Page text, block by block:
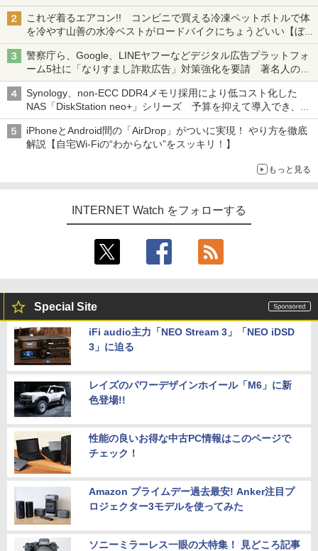
も、持ち替えずに書き込める
これぞ着るエアコン!! コンビニで買える冷凍ペットボトルで体
を冷やす山善の水冷ベストがロードバイクにちょうどいい【ぼっ
ち・ざ・ろーど！その14】【空いた時間でなにしてる？】
警察庁ら、Google、LINEヤフーなどデジタル広告プラットフォ
ーム5社に「なりすまし詐欺広告」対策強化を要請 著名人の写
真や映像を使った投資詐欺などへの対策として
Synology、non-ECC DDR4メモリ採用により低コスト化した
NAS「DiskStation neo+」シリーズ 予算を抑えて導入でき、
ECCメモリへのアップグレードも可能
iPhoneとAndroid間の「AirDrop」がついに実現！ やり方を徹底
解説【自宅Wi-Fiの“わからない”をスッキリ！】
もっと見る
INTERNET Watch をフォローする
Special Site
iFi audio主力「NEO Stream 3」「NEO iDSD
3」に迫る
レイズのパワーデザインホイール「M6」に新
色登場!!
性能の良いお得な中古PC情報はこのページで
チェック！
Amazon プライムデー過去最安! Anker注目プ
ロジェクター3モデルを使ってみた
ソニーミラーレス一眼の大特集！ 見どころ記事